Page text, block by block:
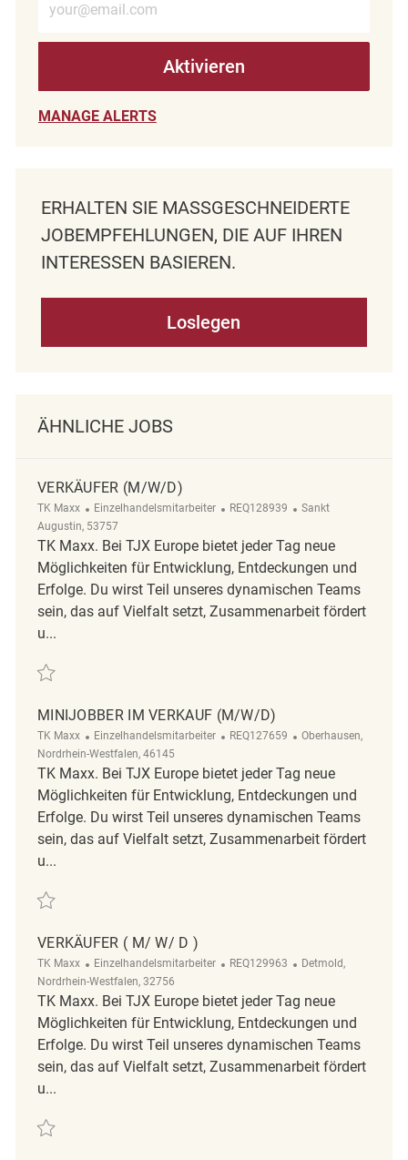
Aktivieren
MANAGE ALERTS
ERHALTEN SIE MASSGESCHNEIDERTE J
OBEMPFEHLUNGEN, DIE AUF IHREN I
NTERESSEN BASIEREN.
Loslegen
ÄHNLICHE JOBS
VERKÄUFER (M/W/D)
TK Maxx Kategorie
Einzelhandelsmitarbeiter ReqId
REQ128939 Ort
Sankt
Augustin, 53757
TK Maxx. Bei TJX Europe bietet jeder Tag neue
Möglichkeiten für Entwicklung, Entdeckungen und
Erfolge. Du wirst Teil unseres dynamischen Teams
sein, das auf Vielfalt setzt, Zusammenarbeit fördert
u...
Retten Verkäufer (m/w/d) REQ128939
MINIJOBBER IM VERKAUF (M/W/D)
TK Maxx Kategorie
Einzelhandelsmitarbeiter ReqId
REQ127659 Ort
Oberhausen,
Nordrhein-Westfalen, 46145
TK Maxx. Bei TJX Europe bietet jeder Tag neue
Möglichkeiten für Entwicklung, Entdeckungen und
Erfolge. Du wirst Teil unseres dynamischen Teams
sein, das auf Vielfalt setzt, Zusammenarbeit fördert
u...
Retten Minijobber im Verkauf (m/w/d) REQ127659
VERKÄUFER ( M/ W/ D )
TK Maxx Kategorie
Einzelhandelsmitarbeiter ReqId
REQ129963 Ort
Detmold,
Nordrhein-Westfalen, 32756
TK Maxx. Bei TJX Europe bietet jeder Tag neue
Möglichkeiten für Entwicklung, Entdeckungen und
Erfolge. Du wirst Teil unseres dynamischen Teams
sein, das auf Vielfalt setzt, Zusammenarbeit fördert
u...
Retten Verkäufer ( m/ w/ d ) REQ129963